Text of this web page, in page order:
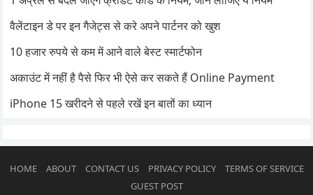
वैलेंटाइन डे पर इन गैजेट्स से करे अपने पार्टनर को खुश
10 हजार रुपये से कम में आने वाले बेस्ट स्मार्टफोन
अकाउंट में नहीं है पैसे फिर भी ऐसे कर सकते हैं Online Payment
iPhone 15 खरीदने से पहले रखें इन बातों का ध्यान
HOME ABOUT CONTACT US PRIVACY POLICY
TERMS OF SERVICE
GUEST POST